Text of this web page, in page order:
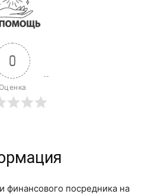
0
финансового посредника на